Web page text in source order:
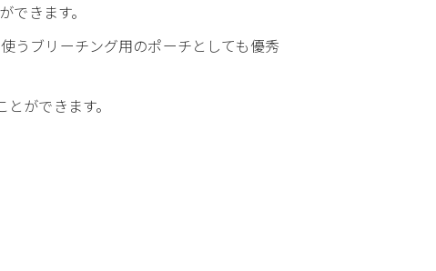
きます。
うブリーチング用のポーチとしても優秀
ができます。